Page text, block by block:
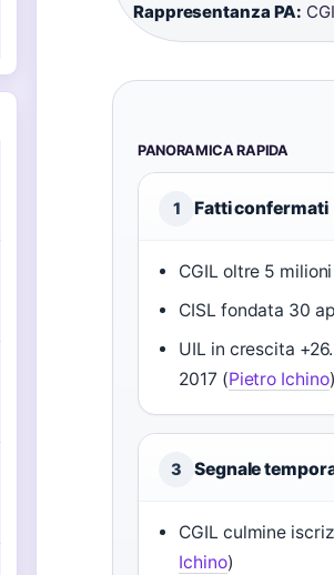
Rappresentanza PA:
PANORAMICA RAPIDA
1 Fatti confermati
CGIL oltre 5
CISL fondata 30
UIL in crescita
2017 (Pietro Ichino)
3 Segnale
CGIL culmine
Ichino)